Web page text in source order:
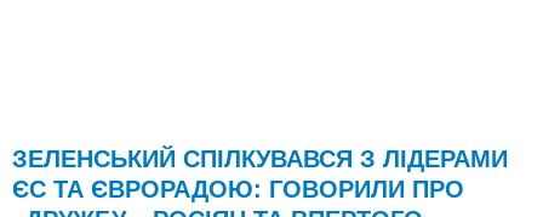
ЗЕЛЕНСЬКИЙ СПІЛКУВАВСЯ З ЛІДЕРАМИ
ЄС ТА ЄВРОРАДОЮ: ГОВОРИЛИ ПРО